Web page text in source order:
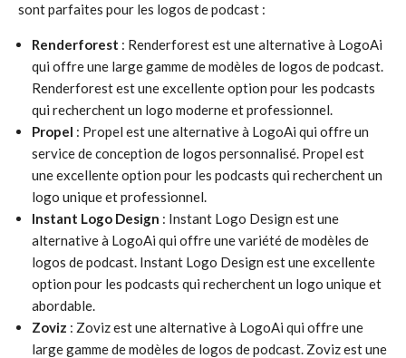
sont parfaites pour les logos de podcast :
Renderforest : Renderforest est une alternative à LogoAi
qui offre une large gamme de modèles de logos de podcast.
Renderforest est une excellente option pour les podcasts
qui recherchent un logo moderne et professionnel.
Propel : Propel est une alternative à LogoAi qui offre un
service de conception de logos personnalisé. Propel est
une excellente option pour les podcasts qui recherchent un
logo unique et professionnel.
Instant Logo Design : Instant Logo Design est une
alternative à LogoAi qui offre une variété de modèles de
logos de podcast. Instant Logo Design est une excellente
option pour les podcasts qui recherchent un logo unique et
abordable.
Zoviz : Zoviz est une alternative à LogoAi qui offre une
large gamme de modèles de logos de podcast. Zoviz est une